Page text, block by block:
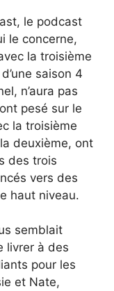
le podcast
le concerne,
la troisième
saison 4
n’aura pas
pesé sur le
la troisième
deuxième, ont
des trois
vers des
haut niveau.
semblait
livrer à des
pour les
et Nate,